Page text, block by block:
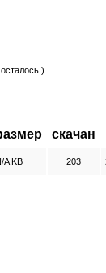
осталось )
скачан
A KB 203